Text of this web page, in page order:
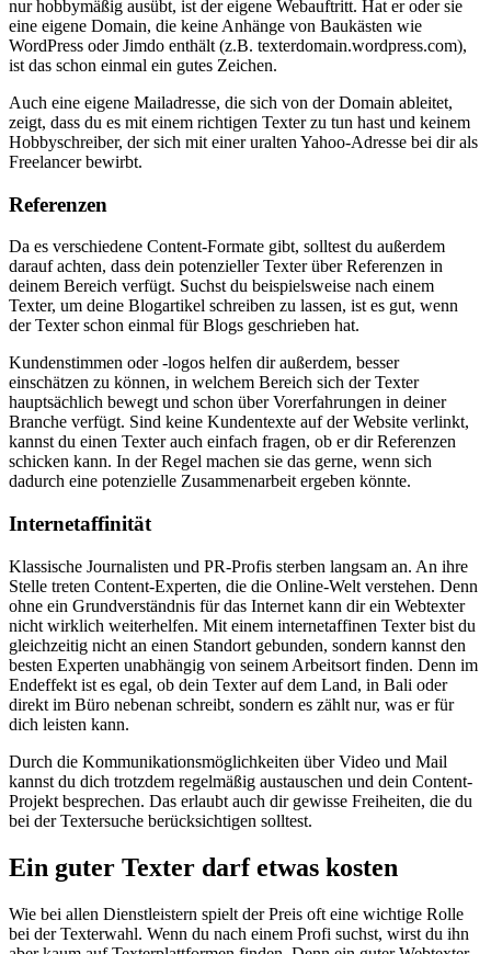
nur hobbymäßig ausübt, ist der eigene Webauftritt. Hat er oder sie
eine eigene Domain, die keine Anhänge von Baukästen wie
WordPress oder Jimdo enthält (z.B. texterdomain.wordpress.com),
ist das schon einmal ein gutes Zeichen.
Auch eine eigene Mailadresse, die sich von der Domain ableitet,
zeigt, dass du es mit einem richtigen Texter zu tun hast und keinem
Hobbyschreiber, der sich mit einer uralten Yahoo-Adresse bei dir als
Freelancer bewirbt.
Referenzen
Da es verschiedene Content-Formate gibt, solltest du außerdem
darauf achten, dass dein potenzieller Texter über Referenzen in
deinem Bereich verfügt. Suchst du beispielsweise nach einem
Texter, um deine Blogartikel schreiben zu lassen, ist es gut, wenn
der Texter schon einmal für Blogs geschrieben hat.
Kundenstimmen oder -logos helfen dir außerdem, besser
einschätzen zu können, in welchem Bereich sich der Texter
hauptsächlich bewegt und schon über Vorerfahrungen in deiner
Branche verfügt. Sind keine Kundentexte auf der Website verlinkt,
kannst du einen Texter auch einfach fragen, ob er dir Referenzen
schicken kann. In der Regel machen sie das gerne, wenn sich
dadurch eine potenzielle Zusammenarbeit ergeben könnte.
Internetaffinität
Klassische Journalisten und PR-Profis sterben langsam an. An ihre
Stelle treten Content-Experten, die die Online-Welt verstehen. Denn
ohne ein Grundverständnis für das Internet kann dir ein Webtexter
nicht wirklich weiterhelfen. Mit einem internetaffinen Texter bist du
gleichzeitig nicht an einen Standort gebunden, sondern kannst den
besten Experten unabhängig von seinem Arbeitsort finden. Denn im
Endeffekt ist es egal, ob dein Texter auf dem Land, in Bali oder
direkt im Büro nebenan schreibt, sondern es zählt nur, was er für
dich leisten kann.
Durch die Kommunikationsmöglichkeiten über Video und Mail
kannst du dich trotzdem regelmäßig austauschen und dein Content-
Projekt besprechen. Das erlaubt auch dir gewisse Freiheiten, die du
bei der Textersuche berücksichtigen solltest.
Ein guter Texter darf etwas kosten
Wie bei allen Dienstleistern spielt der Preis oft eine wichtige Rolle
bei der Texterwahl. Wenn du nach einem Profi suchst, wirst du ihn